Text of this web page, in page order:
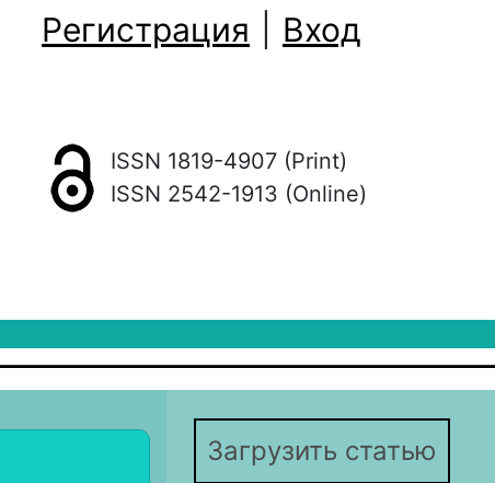
Регистрация
Вход
ISSN 1819-4907 (Print)
ISSN 2542-1913 (Online)
Загрузить статью